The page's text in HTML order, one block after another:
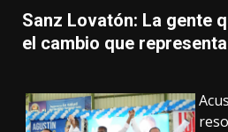
Sanz Lovatón: La gente
el cambio que